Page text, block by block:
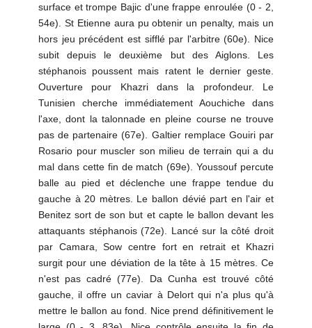
surface et trompe Bajic d'une frappe enroulée (0 - 2,
54e). St Etienne aura pu obtenir un penalty, mais un
hors jeu précédent est sifflé par l'arbitre (60e). Nice
subit depuis le deuxième but des Aiglons. Les
stéphanois poussent mais ratent le dernier geste.
Ouverture pour Khazri dans la profondeur. Le
Tunisien cherche immédiatement Aouchiche dans
l'axe, dont la talonnade en pleine course ne trouve
pas de partenaire (67e). Galtier remplace Gouiri par
Rosario pour muscler son milieu de terrain qui a du
mal dans cette fin de match (69e). Youssouf percute
balle au pied et déclenche une frappe tendue du
gauche à 20 mètres. Le ballon dévié part en l'air et
Benitez sort de son but et capte le ballon devant les
attaquants stéphanois (72e). Lancé sur la côté droit
par Camara, Sow centre fort en retrait et Khazri
surgit pour une déviation de la tête à 15 mètres. Ce
n'est pas cadré (77e). Da Cunha est trouvé côté
gauche, il offre un caviar à Delort qui n'a plus qu'à
mettre le ballon au fond. Nice prend définitivement le